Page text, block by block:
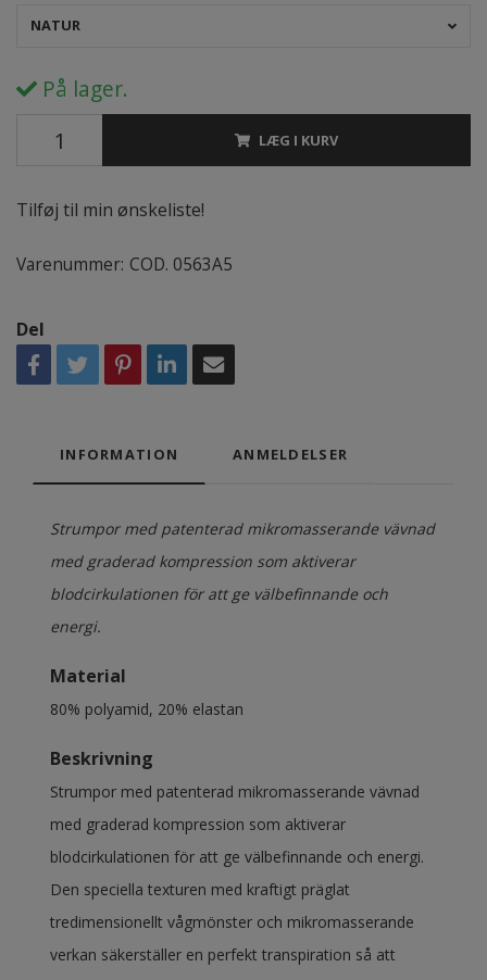
NATUR
På lager.
LÆG I KURV
Tilføj til min ønskeliste!
Varenummer: COD. 0563A5
Del
INFORMATION ANMELDELSER
Strumpor med patenterad mikromasserande vävnad
med graderad kompression som aktiverar
blodcirkulationen för att ge välbefinnande och
energi.
Material
80% polyamid, 20% elastan
Beskrivning
Strumpor med patenterad mikromasserande vävnad
med graderad kompression som aktiverar
blodcirkulationen för att ge välbefinnande och energi.
Den speciella texturen med kraftigt präglat
tredimensionellt vågmönster och mikromasserande
verkan säkerställer en perfekt transpiration så att